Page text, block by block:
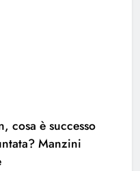
cosa è successo
Manzini